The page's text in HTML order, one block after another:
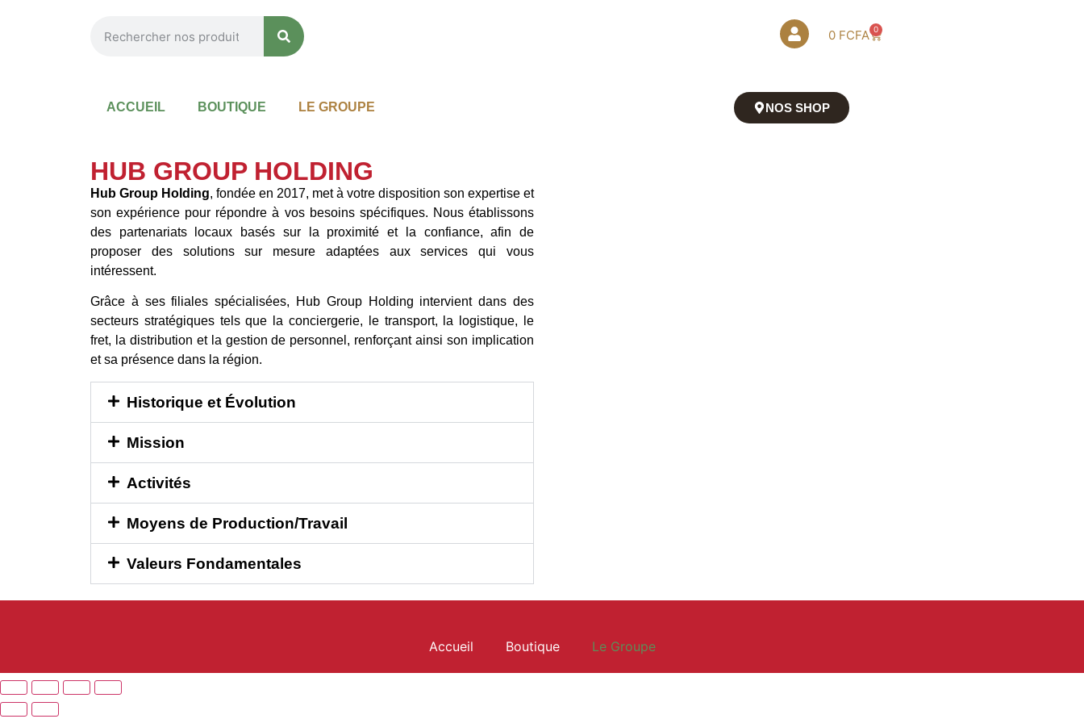
0 FCFA 0
ACCUEIL BOUTIQUE LE GROUPE NOS SHOP
HUB GROUP HOLDING
Hub Group Holding, fondée en 2017, met à votre disposition son expertise et
son expérience pour répondre à vos besoins spécifiques. Nous établissons
des partenariats locaux basés sur la proximité et la confiance, afin de
proposer des solutions sur mesure adaptées aux services qui vous
intéressent.
Grâce à ses filiales spécialisées, Hub Group Holding intervient dans des
secteurs stratégiques tels que la conciergerie, le transport, la logistique, le
fret, la distribution et la gestion de personnel, renforçant ainsi son implication
et sa présence dans la région.
Historique et Évolution
Mission
Activités
Moyens de Production/Travail
Valeurs Fondamentales
Accueil Boutique Le Groupe